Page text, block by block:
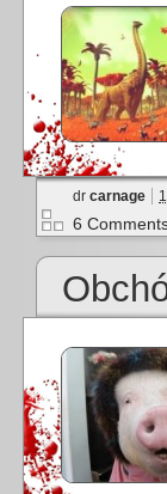
dr carnage
6